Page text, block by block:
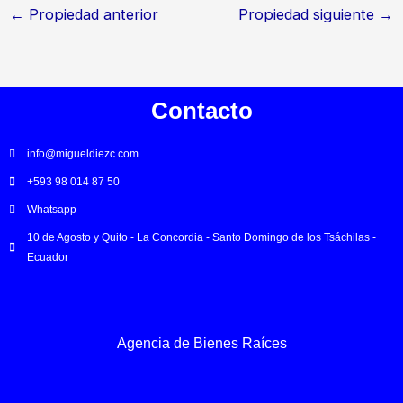
confidencialidad, propiedad exclusiva del corredor.
Agente Inmobiliario
Licencia profesional ACBRE-218
E-mail: info@migueldiezc.com
Sitio web: www.migueldiezc.com
← Propiedad anterior Propiedad siguiente →
Contacto
info@migueldiezc.com
+593 98 014 87 50
Whatsapp
10 de Agosto y Quito - La Concordia - Santo Domingo de los Tsáchilas -
Ecuador
Agencia de Bienes Raíces